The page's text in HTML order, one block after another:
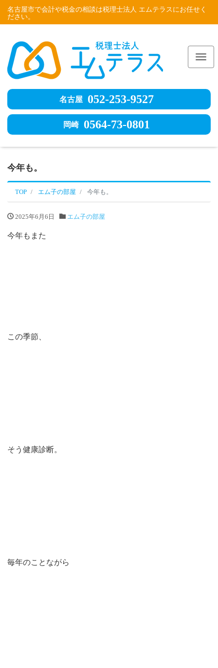
名古屋市で会計や税金の相談は税理士法人 エムテラスにお任せく
ださい。
名古屋 052-253-9527
岡崎 0564-73-0801
今年も。
TOP エム子の部屋 今年も。
2025年6月6日 エム子の部屋
今年もまた
この季節、
そう健康診断。
毎年のことながら